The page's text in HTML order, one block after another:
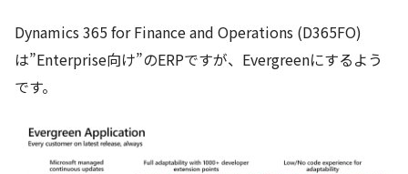
Dynamics 365 for Finance and Operations (D365FO)
は”Enterprise向け”のERPですが、Evergreenにするよう
です。